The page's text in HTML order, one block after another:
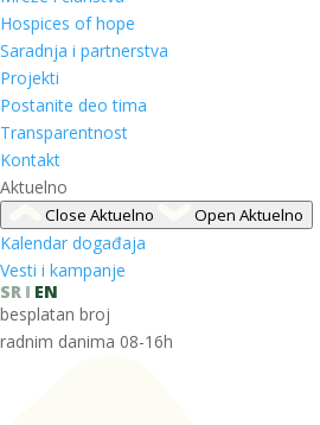
Hospices of hope
Saradnja i partnerstva
Projekti
Postanite deo tima
Transparentnost
Kontakt
Aktuelno
Close Aktuelno Open Aktuelno
Kalendar događaja
Vesti i kampanje
SR
EN
besplatan broj
radnim danima 08-16h